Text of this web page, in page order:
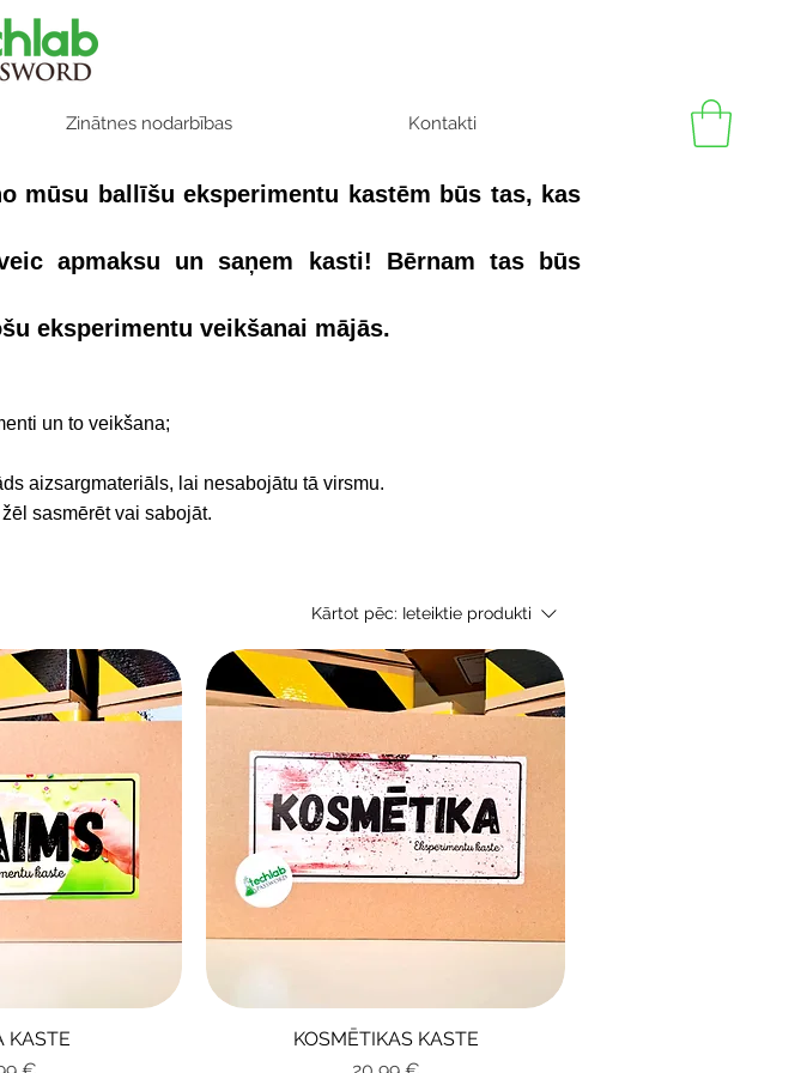
Zinātnes nodarbības Kontakti
mūsu ballīšu eksperimentu kastēm būs tas, kas
apmaksu un saņem kasti! Bērnam tas būs
eksperimentu veikšanai mājās.
un to veikšana;
aizsargmateriāls, lai nesabojātu tā virsmu.
sasmērēt vai sabojāt.
Kārtot pēc: Ieteiktie produkti
skats
KASTE
Ātrais skats
KOSMĒTIKAS KASTE